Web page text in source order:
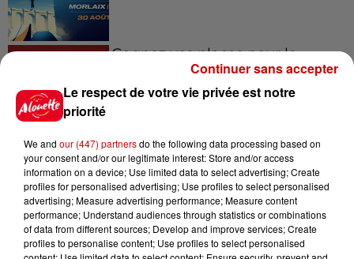
Gagnez vos places pour le
festival Marché Gourmand 2026
à Coulon !
Le Duel - Gagnez vos entrées
pour l'un des zoos de nos
régions !
Le respect de votre vie privée est notre
priorité
We and our (447) partnersdo the following data processing based on
your consent and/or our legitimate interest: Store and/or access
information on a device; Use limited data to select advertising; Create
profiles for personalised advertising; Use profiles to select personalised
advertising; Measure advertising performance; Measure content
performance; Understand audiences through statistics or combinations
of data from different sources; Develop and improve services; Create
profiles to personalise content; Use profiles to select personalised
Continuer sans accepter